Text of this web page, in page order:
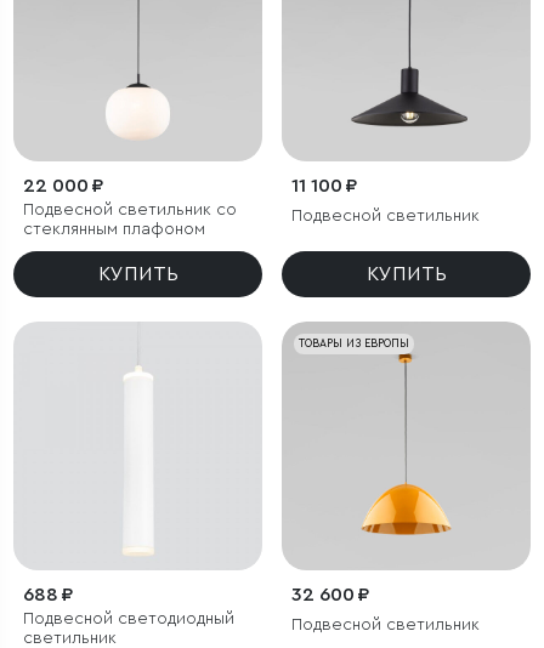
22 000 ₽
Подвесной светильник со
стеклянным плафоном
КУПИТЬ
11 100 ₽
Подвесной светильник
КУПИТЬ
688 ₽
Подвесной светодиодный
светильник
ТОВАРЫ ИЗ ЕВРОПЫ
32 600 ₽
Подвесной светильник